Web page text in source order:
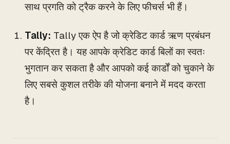
साथ प्रगति को ट्रैक करने के लिए फीचर्स भी हैं।
Tally: Tally एक ऐप है जो क्रेडिट कार्ड ऋण प्रबंधन
पर केंद्रित है। यह आपके क्रेडिट कार्ड बिलों का स्वतः
भुगतान कर सकता है और आपको कई कार्डों को चुकाने के
लिए सबसे कुशल तरीके की योजना बनाने में मदद करता
है।